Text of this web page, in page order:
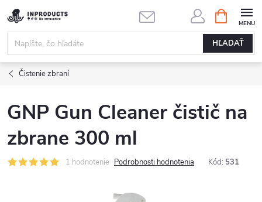
Prejsť
na
obsah
HĽADAŤ
KOŠÍK
Čistenie zbraní
GNP Gun Cleaner čistič na
zbrane 300 ml
1 hodnotenie Podrobnosti hodnotenia Kód: 531